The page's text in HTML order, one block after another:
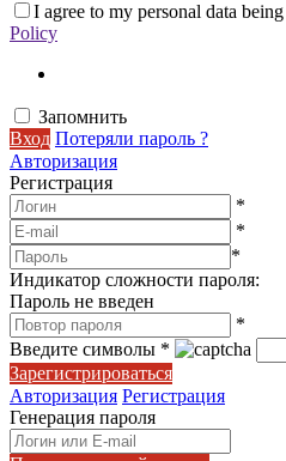
I agree to my personal data
Policy
Запомнить
Вход Потеряли пароль ?
Авторизация
Регистрация
*
*
*
Индикатор сложности пароля:
Пароль не введен
*
Введите символы *
Зарегистрироваться
Авторизация Регистрация
Генерация пароля